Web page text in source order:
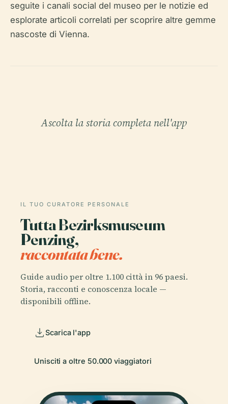
seguite i canali social del museo per le notizie ed
esplorate articoli correlati per scoprire altre gemme
nascoste di Vienna.
Ascolta la storia completa nell'app
IL TUO CURATORE PERSONALE
Tutta Bezirksmuseum
Penzing,
raccontata bene.
Guide audio per oltre 1.100 città in 96 paesi.
Storia, racconti e conoscenza locale —
disponibili offline.
Scarica l'app
Unisciti a oltre 50.000 viaggiatori